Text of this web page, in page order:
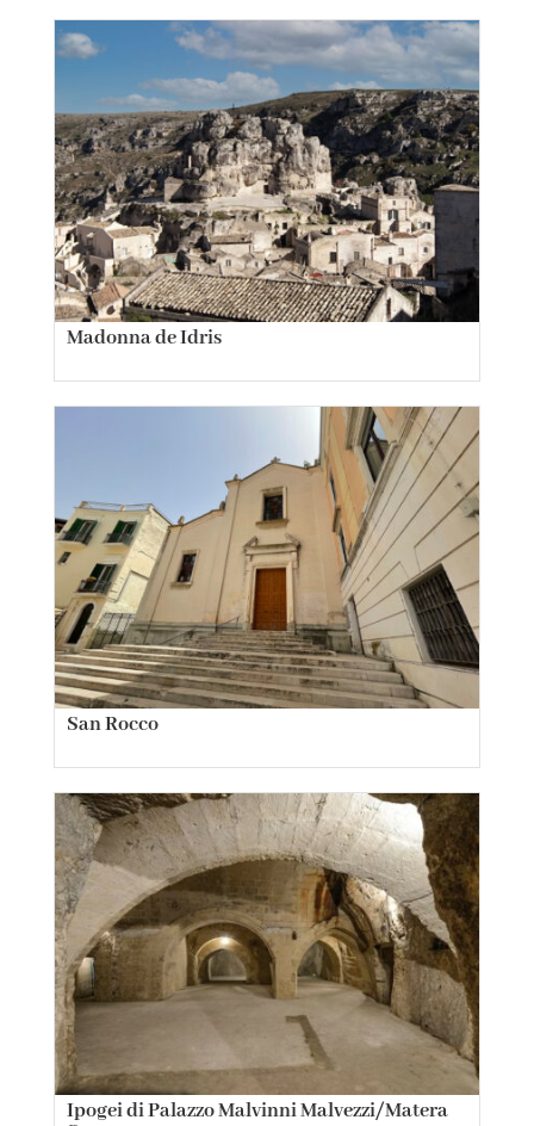
Madonna de Idris
San Rocco
Ipogei di Palazzo Malvinni Malvezzi/Matera